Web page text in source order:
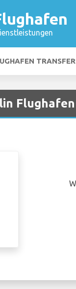
Flughafen